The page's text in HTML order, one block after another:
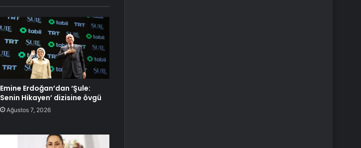
Emine Erdoğan’dan ‘Şule:
Senin Hikayen’ dizisine övgü
Ağustos 7, 2026